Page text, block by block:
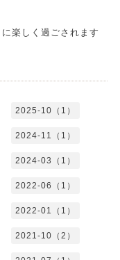
楽しく過ごされます
2025-10（1）
2024-11（1）
2024-03（1）
2022-06（1）
2022-01（1）
2021-10（2）